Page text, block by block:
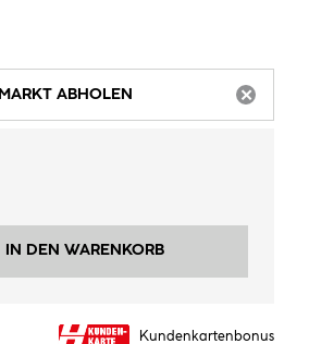
VERFÜGBAR
MARKT ABHOLEN
IN DEN WARENKORB
Kundenkartenbonus